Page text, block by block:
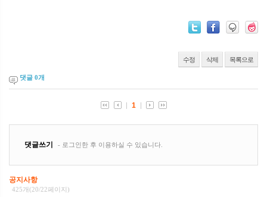
수정 삭제 목록으로
댓글 0개
공지사항
425개(20/22페이지)